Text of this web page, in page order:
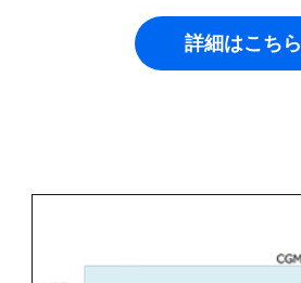
詳細はこちら